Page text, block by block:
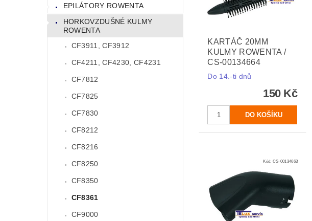
EPILÁTORY ROWENTA
HORKOVZDUŠNÉ KULMY
ROWENTA
CF3911, CF3912
CF4211, CF4230, CF4231
CF7812
CF7825
CF7830
CF8212
CF8216
CF8250
CF8350
CF8361
CF9000
KARTÁČ 20MM
KULMY ROWENTA /
CS-00134664
Do 14.-ti dnů
150 Kč
Kód: CS-00134663